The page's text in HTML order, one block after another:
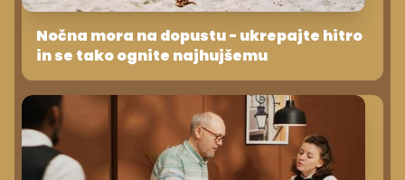
Nočna mora na dopustu - ukrepajte hitro
in se tako ognite najhujšemu